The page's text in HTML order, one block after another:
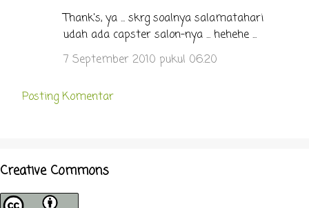
Thank's, ya ... skrg soalnya salamatahari
udah ada capster salon-nya ... hehehe ...
7 September 2010 pukul 06.20
Posting Komentar
Creative Commons